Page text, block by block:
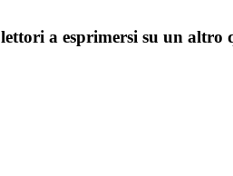
a esprimersi su un altro